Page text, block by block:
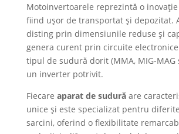
Motoinvertoarele reprezintă o
fiind ușor de transportat și depozitat.
disting prin dimensiunile reduse și
genera curent prin circuite
tipul de sudură dorit (MMA, MIG-MAG
un inverter potrivit.
Fiecare aparat de sudurăare
unice și este specializat pentru
sarcini, oferind o flexibilitate